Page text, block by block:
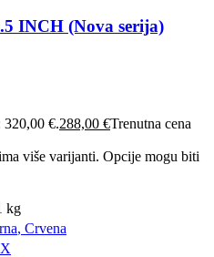
INCH (Nova serija)
320,00 €.288,00 €Trenutna cena
više varijanti. Opcije mogu biti
kg
, Crvena